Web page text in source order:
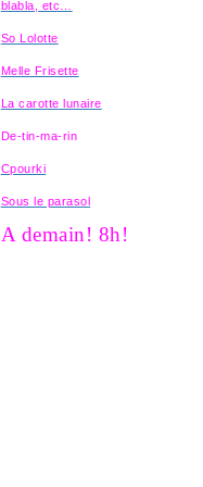
blabla, etc…
So Lolotte
Melle Frisette
La carotte lunaire
De-tin-ma-rin
Cpourki
Sous le parasol
A demain! 8h!